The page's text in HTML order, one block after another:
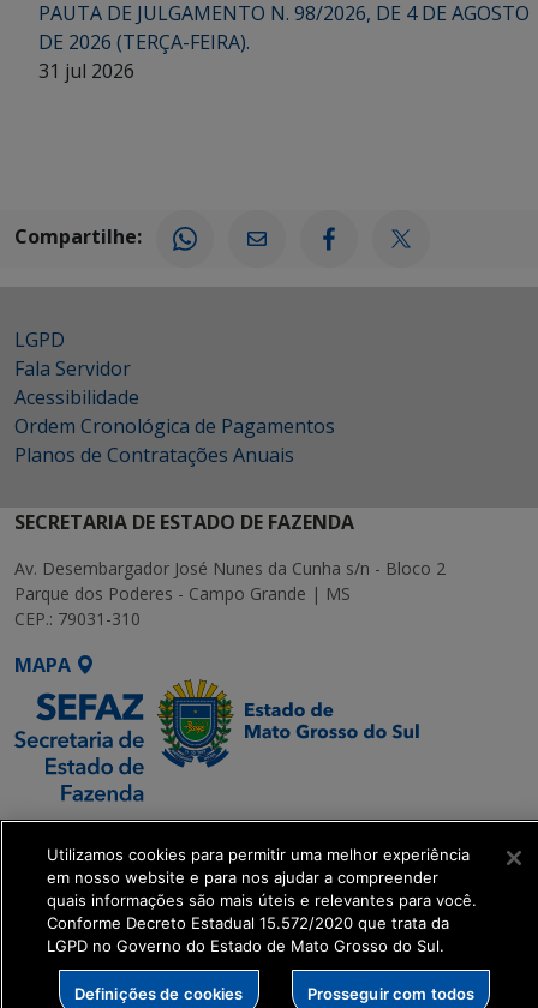
PAUTA DE JULGAMENTO N. 98/2026, DE 4 DE AGOSTO
DE 2026 (TERÇA-FEIRA).
31 jul 2026
Compartilhe:
LGPD
Fala Servidor
Acessibilidade
Ordem Cronológica de Pagamentos
Planos de Contratações Anuais
SECRETARIA DE ESTADO DE FAZENDA
Av. Desembargador José Nunes da Cunha s/n - Bloco 2
Parque dos Poderes - Campo Grande | MS
CEP.: 79031-310
MAPA
SETDIG | Secretaria-
Executiva de
Transformação Digital
get_footer();
Utilizamos cookies para permitir uma melhor experiência
em nosso website e para nos ajudar a compreender
quais informações são mais úteis e relevantes para você.
Conforme Decreto Estadual 15.572/2020 que trata da
LGPD no Governo do Estado de Mato Grosso do Sul.
Definições de cookies Prosseguir com todos